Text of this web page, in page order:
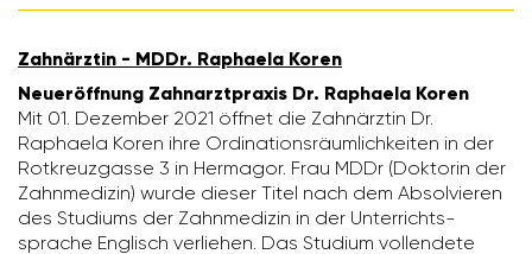
Zahn­ärztin - MDDr. Raphaela Koren
Neuer­öff­nung Zahn­arzt­praxis Dr. Raphaela Koren
Mit 01. Dezember 2021 öffnet die Zahn­ärztin Dr.
Raphaela Koren ihre Ordi­na­ti­ons­räum­lich­keiten in der
Rotkreuz­gasse 3 in Hermagor. Frau MDDr (Doktorin der
Zahn­me­dizin) wurde dieser Titel nach dem Absol­vieren
des Studiums der Zahn­me­dizin in der Unter­richts­
sprache Englisch verliehen. Das Studium voll­endete